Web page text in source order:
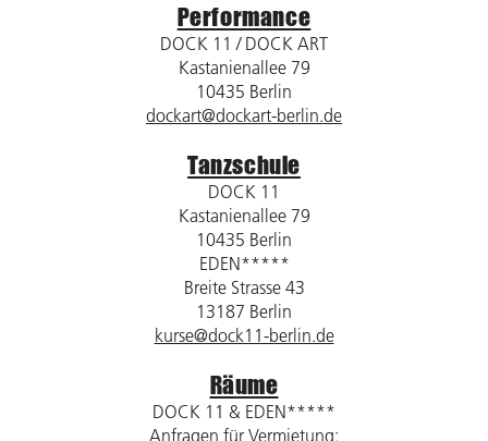
Performance
DOCK 11 / DOCK ART
Kastanienallee 79
10435 Berlin
dockart@dockart-berlin.de
Tanzschule
DOCK 11
Kastanienallee 79
10435 Berlin
EDEN*****
Breite Strasse 43
13187 Berlin
kurse@dock11-berlin.de
Räume
DOCK 11 & EDEN*****
Anfragen für Vermietung: